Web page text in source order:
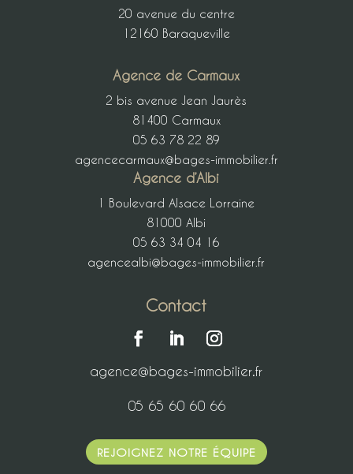
20 avenue du centre
12160 Baraqueville
Agence de Carmaux
2 bis avenue Jean Jaurès
81400 Carmaux
05 63 78 22 89
agencecarmaux@bages-immobilier.fr
Agence d’Albi
1 Boulevard Alsace Lorraine
81000 Albi
05 63 34 04 16
agencealbi@bages-immobilier.fr
Contact
agence@bages-immobilier.fr
05 65 60 60 66
REJOIGNEZ NOTRE ÉQUIPE